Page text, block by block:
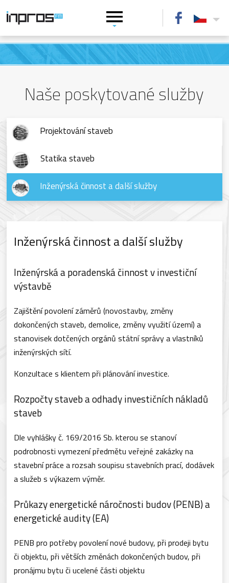
Naše poskytované služby
Projektování staveb
Statika staveb
Inženýrská činnost a další služby
Inženýrská činnost a další služby
Inženýrská a poradenská činnost v investiční
výstavbě
Zajištění povolení záměrů (novostavby, změny
dokončených staveb, demolice, změny využití území) a
stanovisek dotčených orgánů státní správy a vlastníků
inženýrských sítí.
Konzultace s klientem při plánování investice.
Rozpočty staveb a odhady investičních nákladů
staveb
Dle vyhlášky č. 169/2016 Sb. kterou se stanoví
podrobnosti vymezení předmětu veřejné zakázky na
stavební práce a rozsah soupisu stavebních prací, dodávek
a služeb s výkazem výměr.
Průkazy energetické náročnosti budov (PENB) a
energetické audity (EA)
PENB pro potřeby povolení nové budovy, při prodeji bytu
či objektu, při větších změnách dokončených budov, při
pronájmu bytu či ucelené části objektu